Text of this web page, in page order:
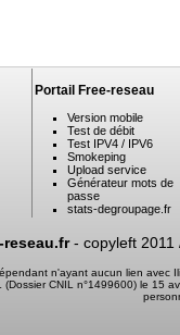
Portail Free-reseau
Version mobile
Test de débit
Test IPV4 / IPV6
Smokeping
Upload service
Générateur mots de
passe
stats-degroupage.fr
reseau.fr- copyleft 2011
n'ayant aucun lien avec
CNIL n°1499600) le 15